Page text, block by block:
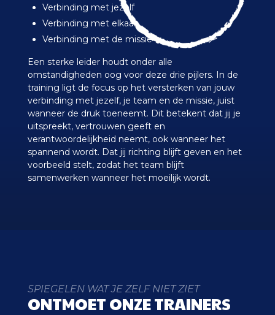
Verbinding met jezelf
Verbinding met elkaar
Verbinding met de missie
Een sterke leider houdt onder alle
omstandigheden oog voor deze drie pijlers. In de
training ligt de focus op het versterken van jouw
verbinding met jezelf, je team en de missie, juist
wanneer de druk toeneemt. Dit betekent dat jij je
uitspreekt, vertrouwen geeft en
verantwoordelijkheid neemt, ook wanneer het
spannend wordt. Dat jij richting blijft geven en het
voorbeeld stelt, zodat het team blijft
samenwerken wanneer het moeilijk wordt.
SPIEGELEN WAT JE ZELF NIET ZIET
ONTMOET ONZE TRAINERS